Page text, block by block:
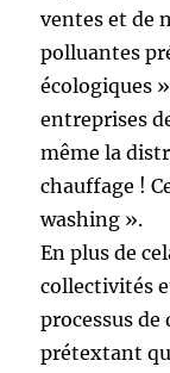
ventes et de
polluantes
écologiques
entreprises
même la
chauffage !
washing ».
En plus de
collectivités
processus
prétextant